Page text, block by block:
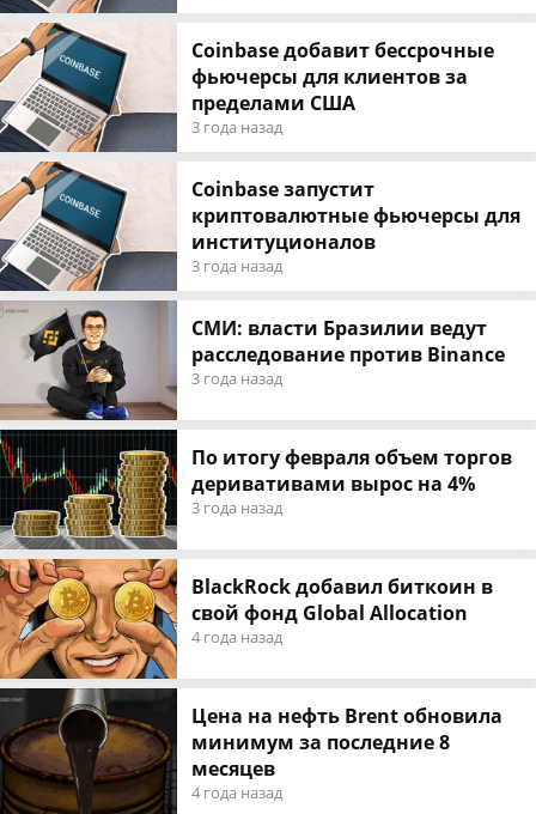
Coinbase добавит бессрочные
фьючерсы для клиентов за
пределами США
3 года назад
Coinbase запустит
криптовалютные фьючерсы для
институционалов
3 года назад
СМИ: власти Бразилии ведут
расследование против Binance
3 года назад
По итогу февраля объем торгов
деривативами вырос на 4%
3 года назад
BlackRock добавил биткоин в
свой фонд Global Allocation
4 года назад
Цена на нефть Brent обновила
минимум за последние 8
месяцев
4 года назад